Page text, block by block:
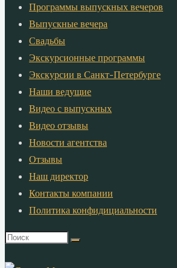
Программы выпускных вечеров
Выпускные вечера
Свадьбы
Экскурсионные программы
Экскурсии в Санкт-Петербурге
Наши ведущие
Видео с выпускных
Видео отзывы
Новости агентства
Отзывы
Наш директор
Контакты компании
Политика конфидициальности
Что